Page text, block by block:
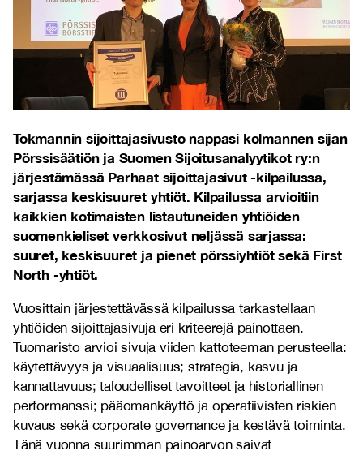
Tokmannin sijoittajasivusto nappasi kolmannen sijan
Pörssisäätiön ja Suomen Sijoitusanalyytikot ry:n
järjestämässä Parhaat sijoittajasivut -kilpailussa,
sarjassa keskisuuret yhtiöt. Kilpailussa arvioitiin
kaikkien kotimaisten listautuneiden yhtiöiden
suomenkieliset verkkosivut neljässä sarjassa:
suuret, keskisuuret ja pienet pörssiyhtiöt sekä First
North -yhtiöt.
Vuosittain järjestettävässä kilpailussa tarkastellaan
yhtiöiden sijoittajasivuja eri kriteerejä painottaen.
Tuomaristo arvioi sivuja viiden kattoteeman perusteella:
käytettävyys ja visuaalisuus; strategia, kasvu ja
kannattavuus; taloudelliset tavoitteet ja historiallinen
performanssi; pääomankäyttö ja operatiivisten riskien
kuvaus sekä corporate governance ja kestävä toiminta.
Tänä vuonna suurimman painoarvon saivat